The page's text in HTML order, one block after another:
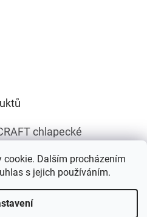
Dalším procházením
s jejich používáním.
chlapecké